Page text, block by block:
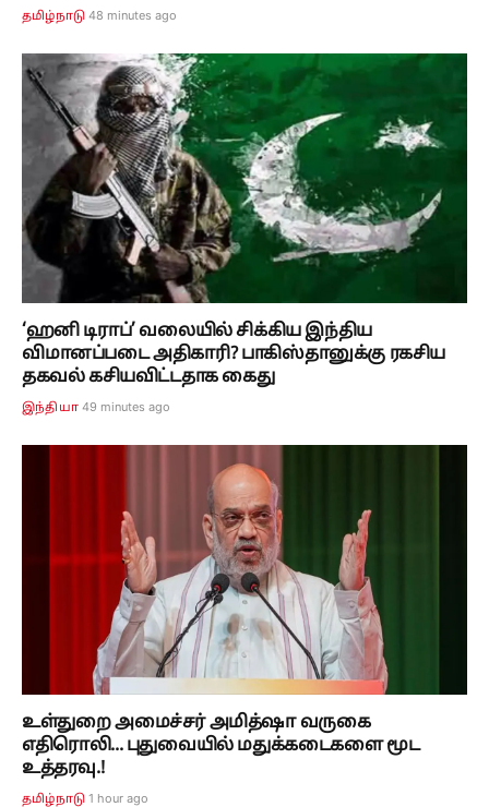
தமிழ்நாடு 48 minutes ago
‘ஹனி டிராப்’ வலையில் சிக்கிய இந்திய
விமானப்படை அதிகாரி? பாகிஸ்தானுக்கு ரகசிய
தகவல் கசியவிட்டதாக கைது
இந்தியா 49 minutes ago
உள்துறை அமைச்சர் அமித்ஷா வருகை
எதிரொலி... புதுவையில் மதுக்கடைகளை மூட
உத்தரவு.!
தமிழ்நாடு 1 hour ago